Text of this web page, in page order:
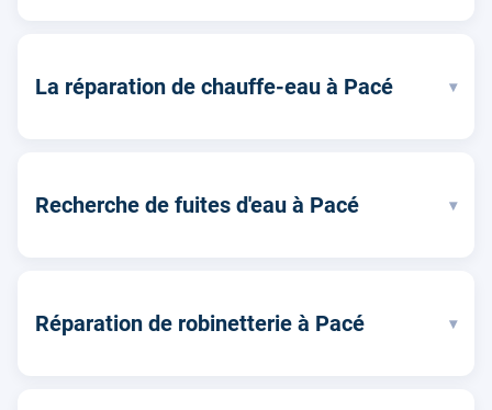
La réparation de chauffe-eau à Pacé ▾
Recherche de fuites d'eau à Pacé ▾
Réparation de robinetterie à Pacé ▾